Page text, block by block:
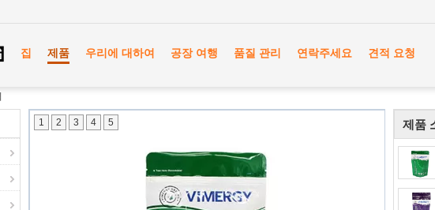
집 제품 우리에 대하여 공장 여행 품질 관리 연락주세요 견적 요청
1 2 3 4 5 제품